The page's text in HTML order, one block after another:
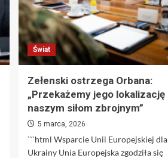
przewidują
„wielki
impas”
Świat
Zełenski ostrzega Orbana:
„Przekażemy jego lokalizację
naszym siłom zbrojnym”
5 marca, 2026
```html Wsparcie Unii Europejskiej dla
Ukrainy Unia Europejska zgodziła się